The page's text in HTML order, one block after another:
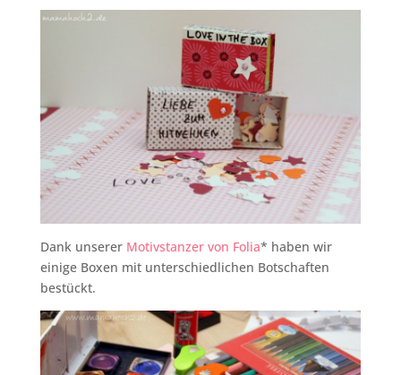
Dank unserer Motivstanzer von Folia* haben wir
einige Boxen mit unterschiedlichen Botschaften
bestückt.